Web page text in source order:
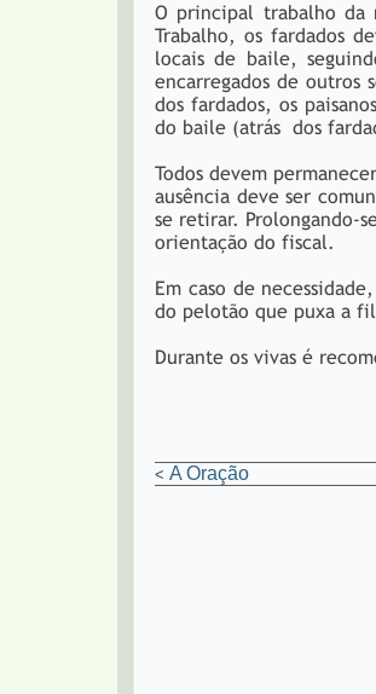
O principal trabalho da
Trabalho, os fardados
locais de baile,
encarregados de
dos fardados, os
do baile (atrás dos
Todos devem
ausência deve ser
se retirar. Prolongando-
orientação do fiscal.
Em caso de
do pelotão que puxa a
Durante os vivas é
< A Oração